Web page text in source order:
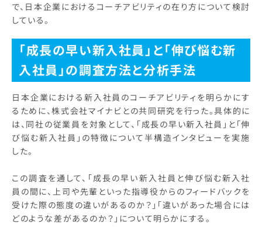
で、日本企業におけるコーチアビリティの在り方について検討
している。
「成長の早い新入社員」と「伸び悩む新
入社員」の調査方法と分析手法
日本企業における新入社員のコーチアビリティを明らかにす
るために、株式会社マイナビとの共同研究を行った。具体的に
は、同社の従業員を対象として、「成長の早い新入社員」と「伸
び悩む新入社員」の特徴について半構造インタビューを実施
した。
この調査を通して、「成長の早い新入社員と伸び悩む新入社
員の間に、上司や先輩といった指導役からのフィードバックを
受けた際の態度の違いがあるのか？」「違いがあった場合には
どのような差があるのか？」について明らかにする。